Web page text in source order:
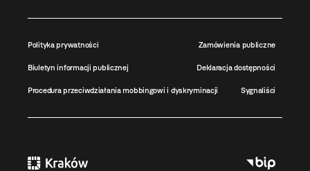
Polityka prywatności Zamówienia publiczne
Biuletyn informacji publicznej Deklaracja dostępności
Procedura przeciwdziałania mobbingowi i dyskryminacji Sygnaliści